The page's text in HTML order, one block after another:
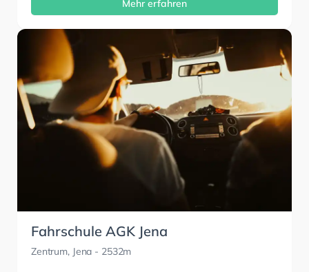
Mehr erfahren
Fahrschule AGK Jena
Zentrum, Jena - 2532m